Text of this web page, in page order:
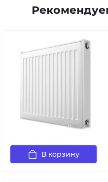
В корзину